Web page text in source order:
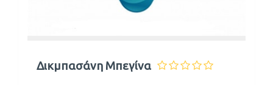
Δικμπασάνη Μπεγίνα